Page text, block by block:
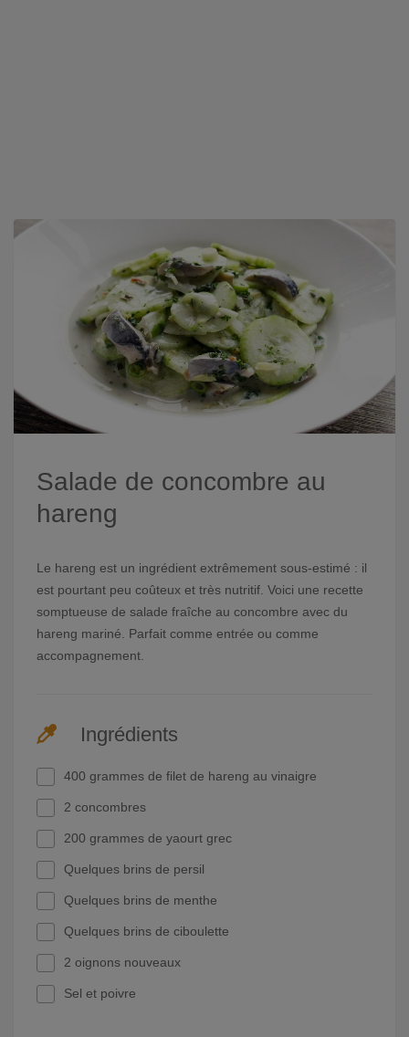
Salade de concombre au
hareng
Le hareng est un ingrédient extrêmement sous-estimé : il
est pourtant peu coûteux et très nutritif. Voici une recette
somptueuse de salade fraîche au concombre avec du
hareng mariné. Parfait comme entrée ou comme
accompagnement.
Ingrédients
400 grammes de filet de hareng au vinaigre
2 concombres
200 grammes de yaourt grec
Quelques brins de persil
Quelques brins de menthe
Quelques brins de ciboulette
2 oignons nouveaux
Sel et poivre